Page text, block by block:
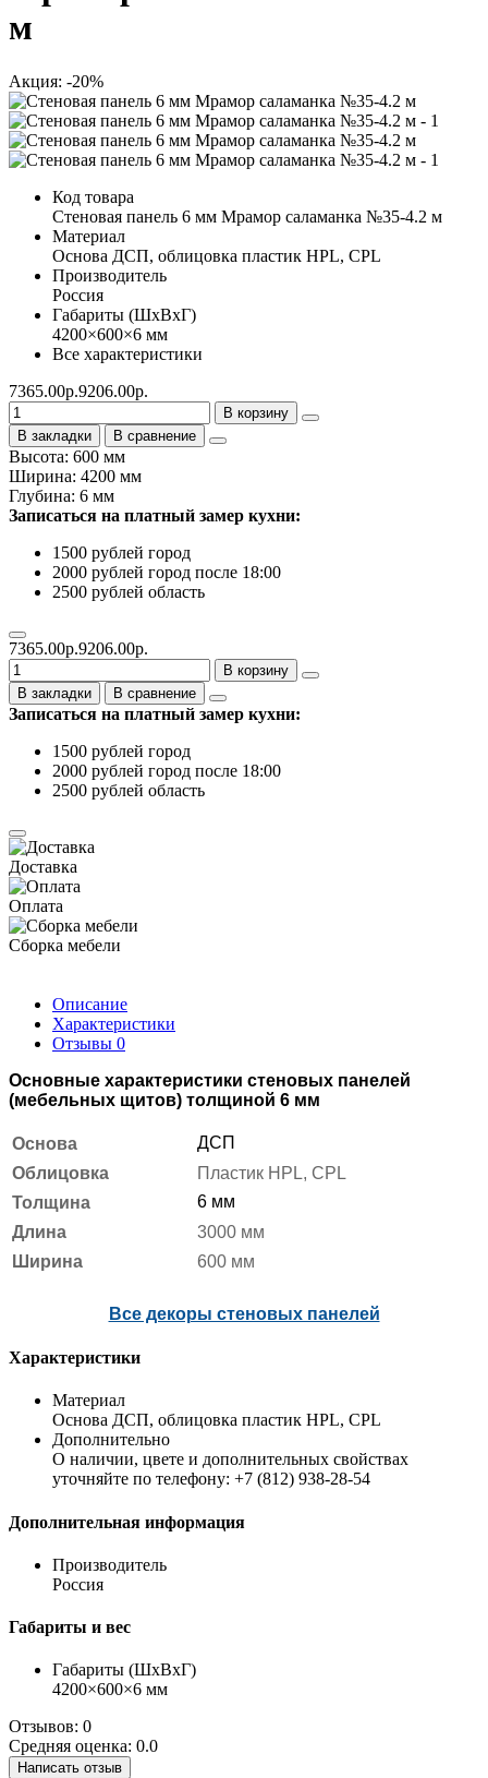
м
Акция: -20%
Код товара
Стеновая панель 6 мм Мрамор саламанка №35-4.2 м
Материал
Основа ДСП, облицовка пластик HPL, CPL
Производитель
Россия
Габариты (ШхВхГ)
4200×600×6 мм
Все характеристики
7365.00р.9206.00р.
В корзину
В закладки
В сравнение
Высота: 600 мм
Ширина: 4200 мм
Глубина: 6 мм
Записаться на платный замер кухни:
1500 рублей город
2000 рублей город после 18:00
2500 рублей область
7365.00р.9206.00р.
В корзину
В закладки
В сравнение
Записаться на платный замер кухни:
1500 рублей город
2000 рублей город после 18:00
2500 рублей область
Доставка
Оплата
Сборка мебели
Описание
Характеристики
Отзывы 0
Основные характеристики стеновых панелей
(мебельных щитов) толщиной 6 мм
Основа
ДСП
Облицовка
Пластик HPL, CPL
Толщина
6 мм
Длина
3000 мм
Ширина
600 мм
Все декоры стеновых панелей
Характеристики
Материал
Основа ДСП, облицовка пластик HPL, CPL
Дополнительно
О наличии, цвете и дополнительных свойствах
уточняйте по телефону: +7 (812) 938-28-54
Дополнительная информация
Производитель
Россия
Габариты и вес
Габариты (ШхВхГ)
4200×600×6 мм
Отзывов: 0
Средняя оценка: 0.0
Написать отзыв